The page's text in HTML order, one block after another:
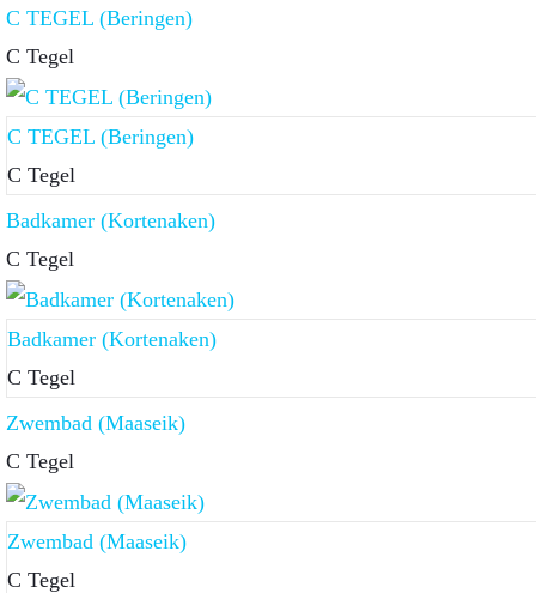
C TEGEL (Beringen)
C Tegel
C TEGEL (Beringen)
C Tegel
Badkamer (Kortenaken)
C Tegel
Badkamer (Kortenaken)
C Tegel
Zwembad (Maaseik)
C Tegel
Zwembad (Maaseik)
C Tegel